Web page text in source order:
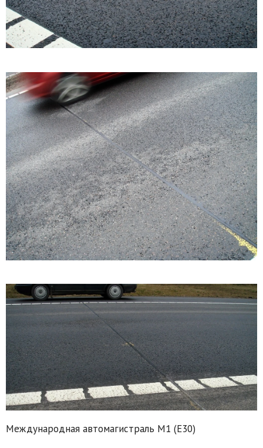
Международная автомагистраль М1 (Е30)